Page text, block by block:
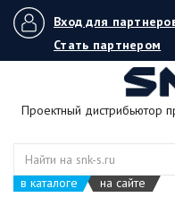
Вход для
Стать партнером
Проектный дистрибьютор
в каталоге на сайте